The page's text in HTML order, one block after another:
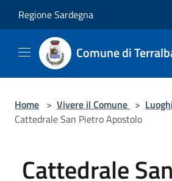
Regione Sardegna
Comune di
Home > Vivere il Comune > Luoghi
Cattedrale San Pietro Apostolo
Cattedrale